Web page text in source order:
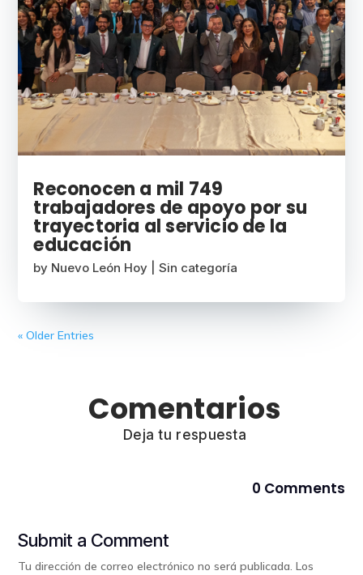
Reconocen a mil 749
trabajadores de apoyo por su
trayectoria al servicio de la
educación
by Nuevo León Hoy |Sin categoría
« Older Entries
Comentarios
Deja tu respuesta
0 Comments
Submit a Comment
Tu dirección de correo electrónico no será publicada. Los